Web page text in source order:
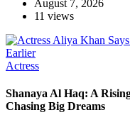
August 7, 2026
11 views
Actress
Shanaya Al Haq: A
Chasing Big Dreams